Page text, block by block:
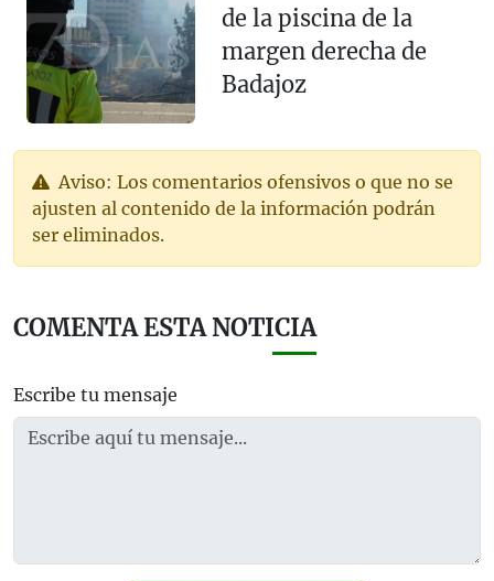
de la piscina de la
margen derecha de
Badajoz
Aviso: Los comentarios ofensivos o que no se
ajusten al contenido de la información podrán
ser eliminados.
COMENTA ESTA NOTICIA
Escribe tu mensaje